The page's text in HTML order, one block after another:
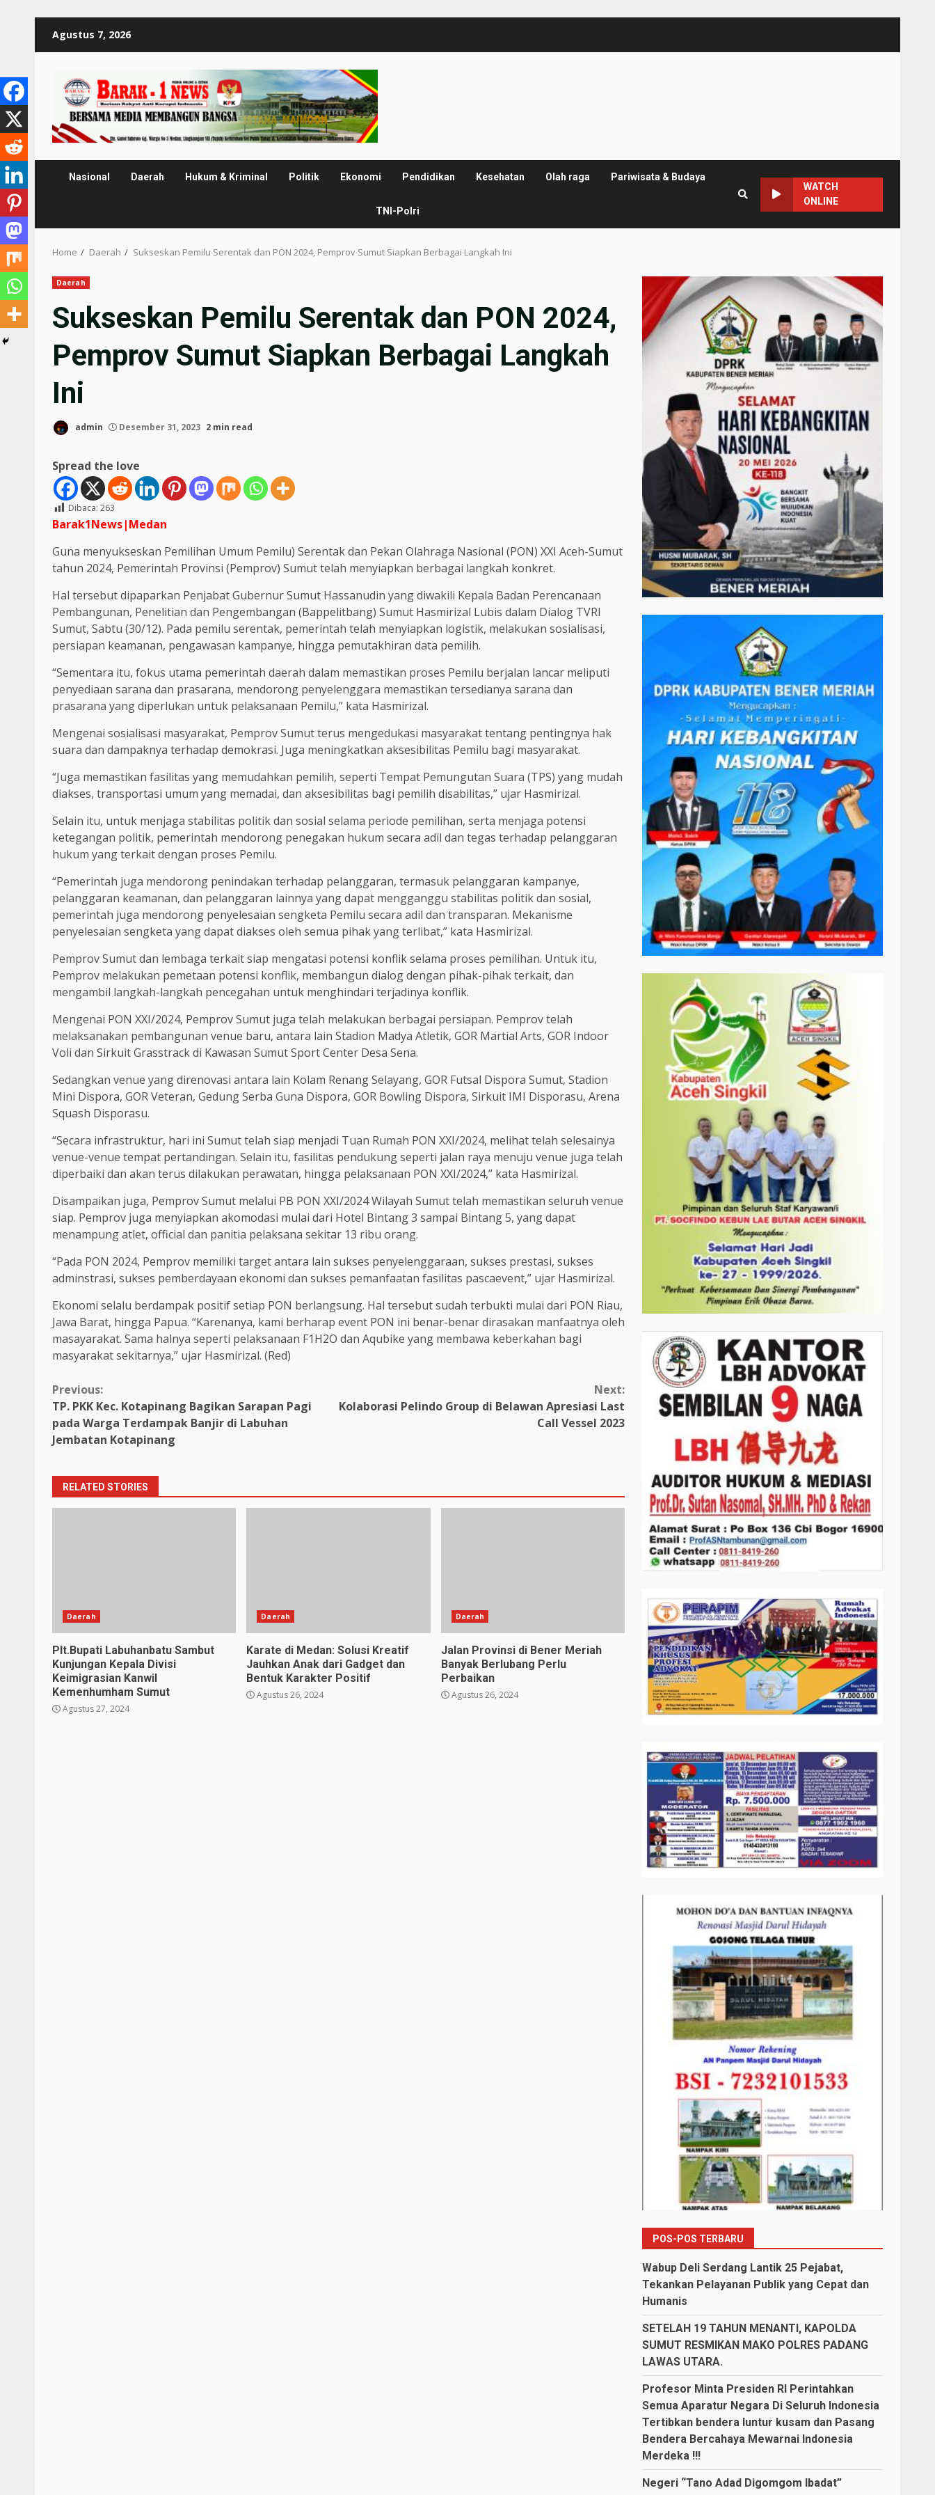
Agustus 7, 2026
Nasional Daerah Hukum & Kriminal Politik Ekonomi Pendidikan Kesehatan Olah raga Pariwisata & Budaya
TNI-Polri
WATCH
ONLINE
Home Daerah Sukseskan Pemilu Serentak dan PON 2024, Pemprov Sumut Siapkan Berbagai Langkah Ini
Daerah
Sukseskan Pemilu Serentak dan PON 2024,
Pemprov Sumut Siapkan Berbagai Langkah
Ini
admin Desember 31, 2023 2 min read
Spread the love
Dibaca: 263
Barak1News|Medan
Guna menyukseskan Pemilihan Umum Pemilu) Serentak dan Pekan Olahraga Nasional (PON) XXI Aceh-Sumut
tahun 2024, Pemerintah Provinsi (Pemprov) Sumut telah menyiapkan berbagai langkah konkret.
Hal tersebut dipaparkan Penjabat Gubernur Sumut Hassanudin yang diwakili Kepala Badan Perencanaan
Pembangunan, Penelitian dan Pengembangan (Bappelitbang) Sumut Hasmirizal Lubis dalam Dialog TVRI
Sumut, Sabtu (30/12). Pada pemilu serentak, pemerintah telah menyiapkan logistik, melakukan sosialisasi,
persiapan keamanan, pengawasan kampanye, hingga pemutakhiran data pemilih.
“Sementara itu, fokus utama pemerintah daerah dalam memastikan proses Pemilu berjalan lancar meliputi
penyediaan sarana dan prasarana, mendorong penyelenggara memastikan tersedianya sarana dan
prasarana yang diperlukan untuk pelaksanaan Pemilu,” kata Hasmirizal.
Mengenai sosialisasi masyarakat, Pemprov Sumut terus mengedukasi masyarakat tentang pentingnya hak
suara dan dampaknya terhadap demokrasi. Juga meningkatkan aksesibilitas Pemilu bagi masyarakat.
“Juga memastikan fasilitas yang memudahkan pemilih, seperti Tempat Pemungutan Suara (TPS) yang mudah
diakses, transportasi umum yang memadai, dan aksesibilitas bagi pemilih disabilitas,” ujar Hasmirizal.
Selain itu, untuk menjaga stabilitas politik dan sosial selama periode pemilihan, serta menjaga potensi
ketegangan politik, pemerintah mendorong penegakan hukum secara adil dan tegas terhadap pelanggaran
hukum yang terkait dengan proses Pemilu.
“Pemerintah juga mendorong penindakan terhadap pelanggaran, termasuk pelanggaran kampanye,
pelanggaran keamanan, dan pelanggaran lainnya yang dapat mengganggu stabilitas politik dan sosial,
pemerintah juga mendorong penyelesaian sengketa Pemilu secara adil dan transparan. Mekanisme
penyelesaian sengketa yang dapat diakses oleh semua pihak yang terlibat,” kata Hasmirizal.
Pemprov Sumut dan lembaga terkait siap mengatasi potensi konflik selama proses pemilihan. Untuk itu,
Pemprov melakukan pemetaan potensi konflik, membangun dialog dengan pihak-pihak terkait, dan
mengambil langkah-langkah pencegahan untuk menghindari terjadinya konflik.
Mengenai PON XXI/2024, Pemprov Sumut juga telah melakukan berbagai persiapan. Pemprov telah
melaksanakan pembangunan venue baru, antara lain Stadion Madya Atletik, GOR Martial Arts, GOR Indoor
Voli dan Sirkuit Grasstrack di Kawasan Sumut Sport Center Desa Sena.
Sedangkan venue yang direnovasi antara lain Kolam Renang Selayang, GOR Futsal Dispora Sumut, Stadion
Mini Dispora, GOR Veteran, Gedung Serba Guna Dispora, GOR Bowling Dispora, Sirkuit IMI Disporasu, Arena
Squash Disporasu.
“Secara infrastruktur, hari ini Sumut telah siap menjadi Tuan Rumah PON XXI/2024, melihat telah selesainya
venue-venue tempat pertandingan. Selain itu, fasilitas pendukung seperti jalan raya menuju venue juga telah
diperbaiki dan akan terus dilakukan perawatan, hingga pelaksanaan PON XXI/2024,” kata Hasmirizal.
Disampaikan juga, Pemprov Sumut melalui PB PON XXI/2024 Wilayah Sumut telah memastikan seluruh venue
siap. Pemprov juga menyiapkan akomodasi mulai dari Hotel Bintang 3 sampai Bintang 5, yang dapat
menampung atlet, official dan panitia pelaksana sekitar 13 ribu orang.
“Pada PON 2024, Pemprov memiliki target antara lain sukses penyelenggaraan, sukses prestasi, sukses
adminstrasi, sukses pemberdayaan ekonomi dan sukses pemanfaatan fasilitas pascaevent,” ujar Hasmirizal.
Ekonomi selalu berdampak positif setiap PON berlangsung. Hal tersebut sudah terbukti mulai dari PON Riau,
Jawa Barat, hingga Papua. “Karenanya, kami berharap event PON ini benar-benar dirasakan manfaatnya oleh
masayarakat. Sama halnya seperti pelaksanaan F1H2O dan Aqubike yang membawa keberkahan bagi
masyarakat sekitarnya,” ujar Hasmirizal. (Red)
Continue
Reading
Previous:
TP. PKK Kec. Kotapinang Bagikan Sarapan Pagi
pada Warga Terdampak Banjir di Labuhan
Jembatan Kotapinang
Next:
Kolaborasi Pelindo Group di Belawan Apresiasi Last
Call Vessel 2023
RELATED STORIES
Daerah
Plt.Bupati Labuhanbatu Sambut
Kunjungan Kepala Divisi
Keimigrasian Kanwil
Kemenhumham Sumut
Agustus 27, 2024
Daerah
Karate di Medan: Solusi Kreatif
Jauhkan Anak dari Gadget dan
Bentuk Karakter Positif
Agustus 26, 2024
Daerah
Jalan Provinsi di Bener Meriah
Banyak Berlubang Perlu
Perbaikan
Agustus 26, 2024
POS-POS TERBARU
Wabup Deli Serdang Lantik 25 Pejabat,
Tekankan Pelayanan Publik yang Cepat dan
Humanis
SETELAH 19 TAHUN MENANTI, KAPOLDA
SUMUT RESMIKAN MAKO POLRES PADANG
LAWAS UTARA.
Profesor Minta Presiden RI Perintahkan
Semua Aparatur Negara Di Seluruh Indonesia
Tertibkan bendera luntur kusam dan Pasang
Bendera Bercahaya Mewarnai Indonesia
Merdeka !!!
Negeri “Tano Adad Digomgom Ibadat”